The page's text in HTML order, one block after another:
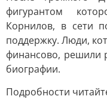
фигурантом
Корнилов, в сети
поддержку. Люди,
финансово, решили
биографии.
Подробности